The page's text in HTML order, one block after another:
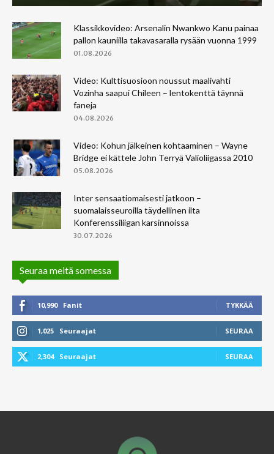
Klassikkovideo: Arsenalin Nwankwo Kanu painaa
pallon kauniilla takavasaralla rysään vuonna 1999
01.08.2026
Video: Kulttisuosioon noussut maalivahti
Vozinha saapui Chileen – lentokenttä täynnä
faneja
04.08.2026
Video: Kohun jälkeinen kohtaaminen – Wayne
Bridge ei kättele John Terryä Valioliigassa 2010
05.08.2026
Inter sensaatiomaisesti jatkoon –
suomalaisseuroilla täydellinen ilta
Konferenssiliigan karsinnoissa
30.07.2026
Seuraa meitä somessa
10,990 Fanit TYKKÄÄ
1,025 Seuraajat SEURAA
2,304 Seuraajat SEURAA